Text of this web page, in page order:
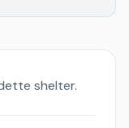
shelter.